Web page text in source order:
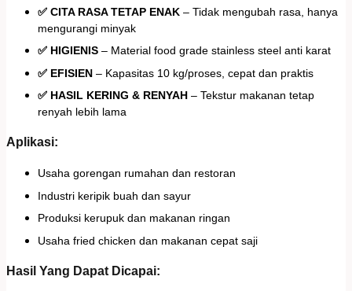
✅ CITA RASA TETAP ENAK – Tidak mengubah rasa, hanya
mengurangi minyak
✅ HIGIENIS – Material food grade stainless steel anti karat
✅ EFISIEN – Kapasitas 10 kg/proses, cepat dan praktis
✅ HASIL KERING & RENYAH – Tekstur makanan tetap
renyah lebih lama
Aplikasi:
Usaha gorengan rumahan dan restoran
Industri keripik buah dan sayur
Produksi kerupuk dan makanan ringan
Usaha fried chicken dan makanan cepat saji
Hasil Yang Dapat Dicapai: